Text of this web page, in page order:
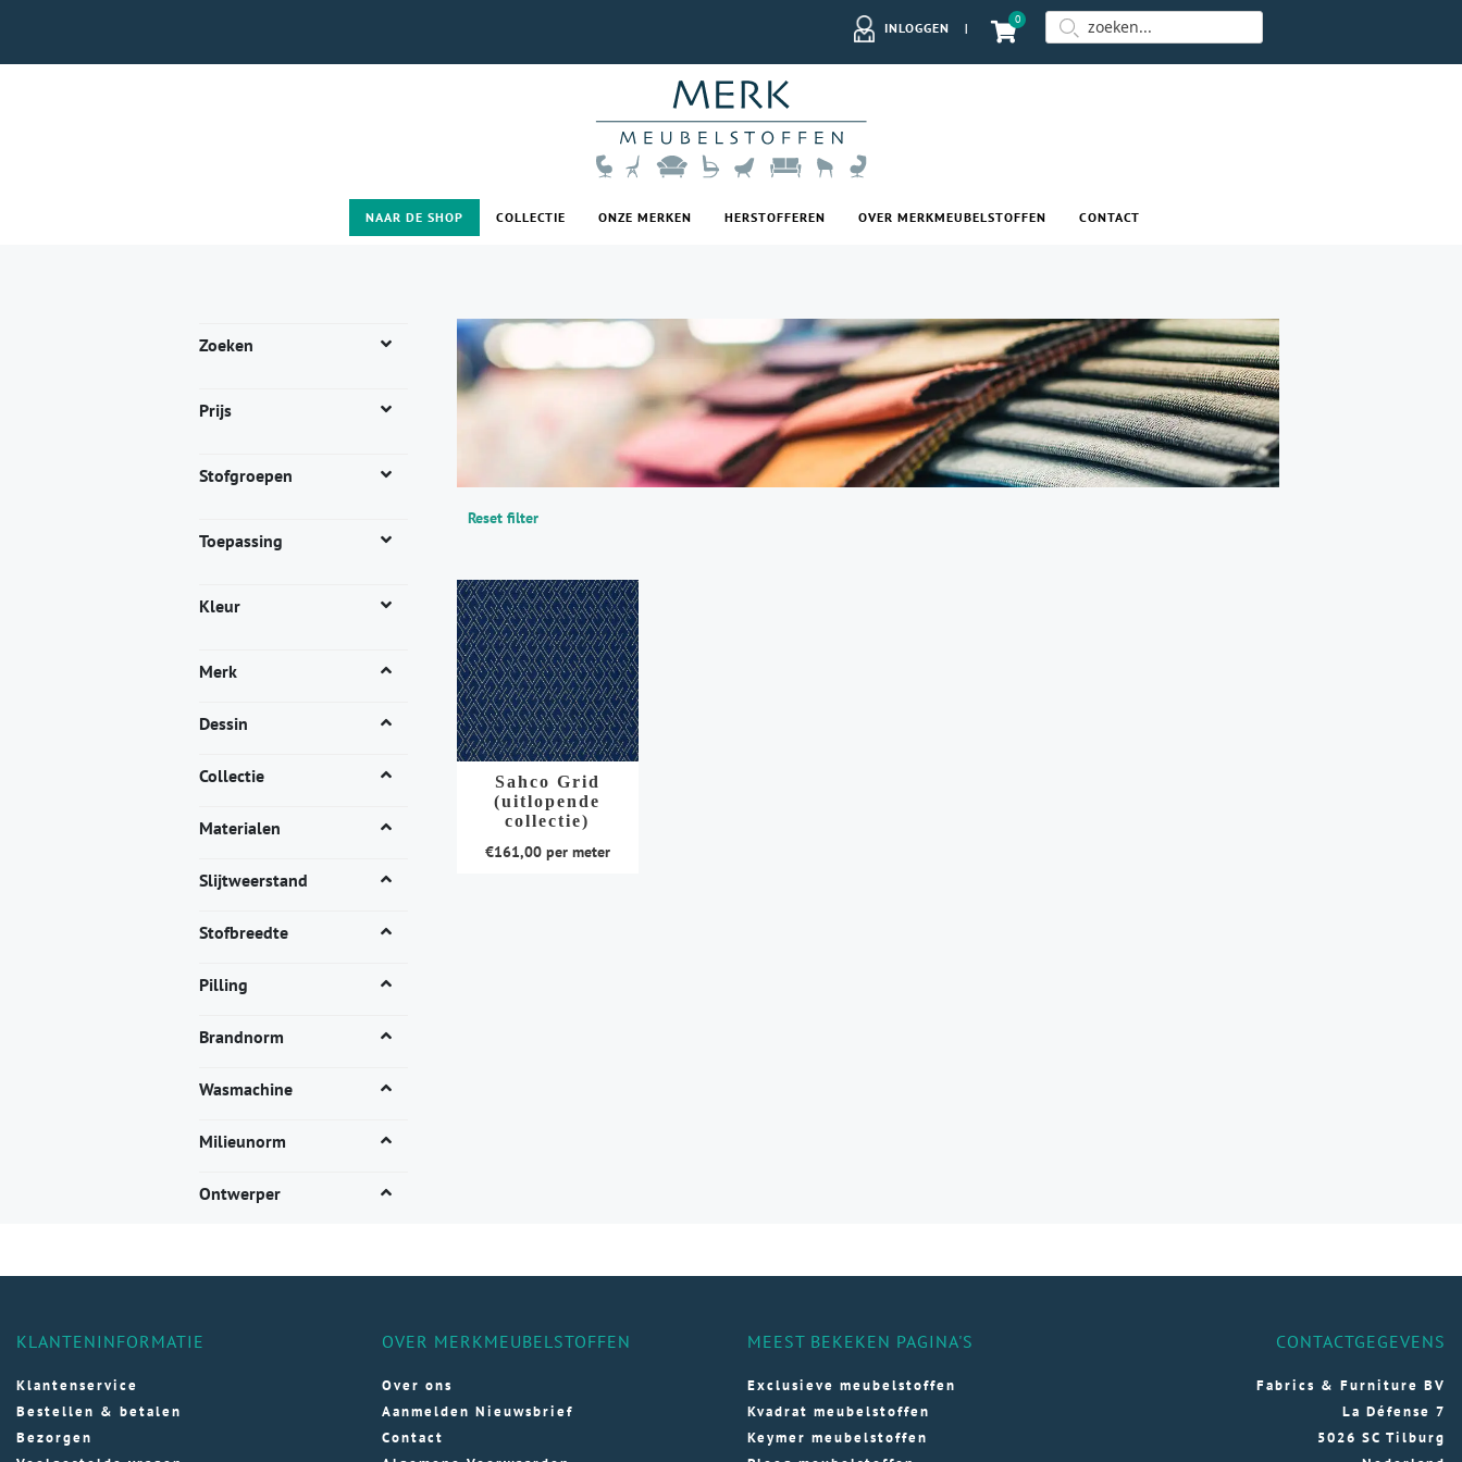
INLOGGEN |
0
NAAR DE SHOP COLLECTIE ONZE MERKEN HERSTOFFEREN OVER MERKMEUBELSTOFFEN CONTACT
Zoeken
Prijs
Stofgroepen
Toepassing
Kleur
Merk
Dessin
Collectie
Materialen
Slijtweerstand
Stofbreedte
Pilling
Brandnorm
Wasmachine
Milieunorm
Ontwerper
Reset filter
Sahco Grid
(uitlopende
collectie)
€161,00per meter
KLANTENINFORMATIE
Klantenservice
Bestellen & betalen
Bezorgen
OVER MERKMEUBELSTOFFEN
Over ons
Aanmelden Nieuwsbrief
Contact
MEEST BEKEKEN PAGINA'S
Exclusieve meubelstoffen
Kvadrat meubelstoffen
Keymer meubelstoffen
CONTACTGEGEVENS
Fabrics & Furniture BV
La Défense 7
5026 SC Tilburg